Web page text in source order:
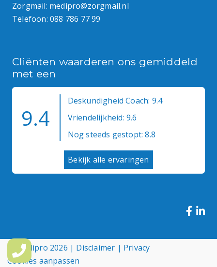
Zorgmail: medipro@zorgmail.nl
Telefoon: 088 786 77 99
Cliënten waarderen ons gemiddeld
met een
9.4
Deskundigheid Coach: 9.4
Vriendelijkheid: 9.6
Nog steeds gestopt: 8.8
Bekijk alle ervaringen
© Medipro 2026 | Disclaimer | Privacy
Cookies aanpassen